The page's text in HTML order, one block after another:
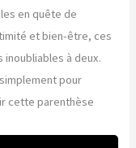
en quête de
et bien-être, ces
à deux.
pour
cette parenthèse